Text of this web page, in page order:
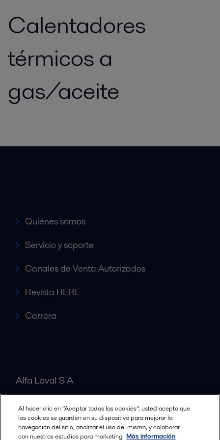
Calentadores
térmicos a
gas/aceite
Quiénes somos
Servicio y soporte
Canales de Venta Autorizados
Revista HERE
Carrera
Alfa Laval S A
Nuestras oficinas
Al hacer clic en “Aceptar todas las cookies”, usted acepta que
las cookies se guarden en su dispositivo para mejorar la
navegación del sitio, analizar el uso del mismo, y colaborar
con nuestros estudios para marketing. Más información